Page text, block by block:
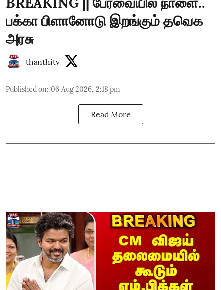
பக்கா பிளானோடு இறங்கும் தவெக
அரசு
thanthitv
Published on: 06 Aug 2026, 2:18 pm
Read More